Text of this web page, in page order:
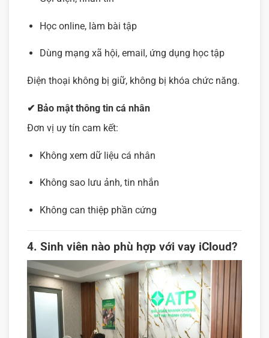
Học online, làm bài tập
Dùng mạng xã hội, email, ứng dụng học tập
Điện thoại không bị giữ, không bị khóa chức năng.
✔ Bảo mật thông tin cá nhân
Đơn vị uy tín cam kết:
Không xem dữ liệu cá nhân
Không sao lưu ảnh, tin nhắn
Không can thiệp phần cứng
4. Sinh viên nào phù hợp với vay iCloud?